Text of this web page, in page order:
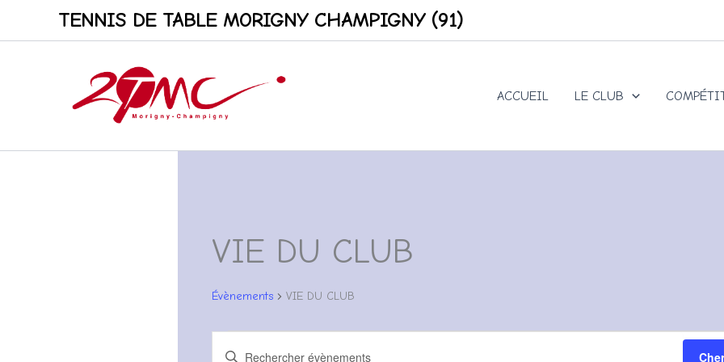
TENNIS DE TABLE MORIGNY CHAMPIGNY (91)
ACCUEIL LE CLUB
VIE DU CLUB
Évènements VIE DU CLUB
Saisir